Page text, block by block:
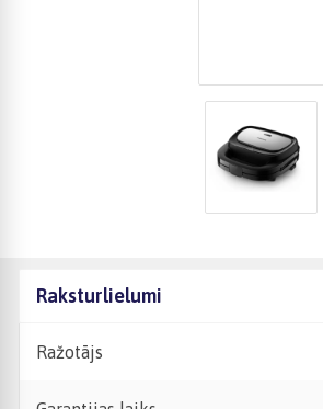
Raksturlielumi
Ražotājs